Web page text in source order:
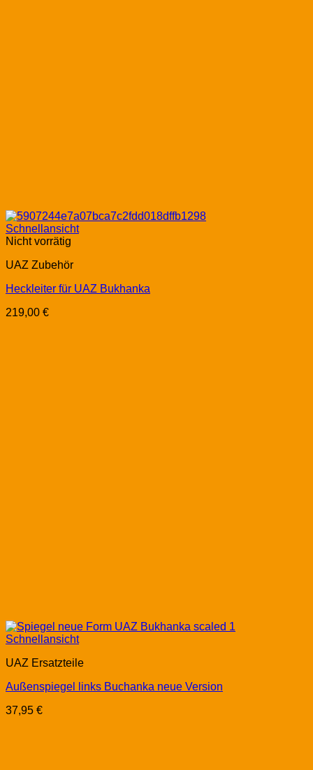
Schnellansicht
Nicht vorrätig
UAZ Zubehör
Heckleiter für UAZ Bukhanka
219,00 €
Schnellansicht
UAZ Ersatzteile
Außenspiegel links Buchanka neue Version
37,95 €